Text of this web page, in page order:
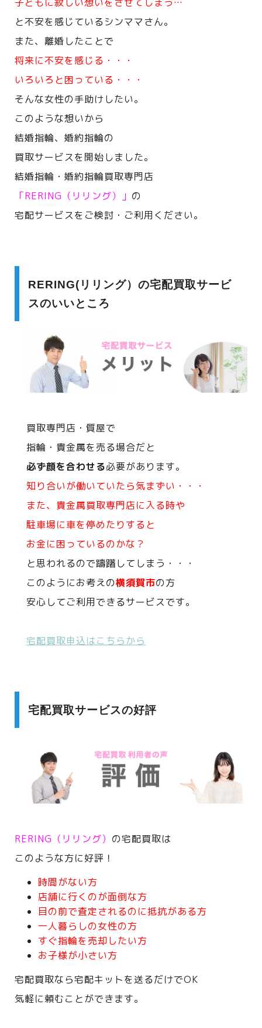
と不安を感じているシンママさん。
また、離婚したことで
将来に不安を感じる・・・
いろいろと困っている・・・
そんな女性の手助けしたい。
このような想いから
結婚指輪、婚約指輪の
買取サービスを開始しました。
結婚指輪・婚約指輪買取専門店
「RERING（リリング）」 の
宅配サービスをご検討・ご利用ください。
RERING(リリング）の宅配買取サービ
スのいいところ
買取専門店・質屋で
指輪・貴金属を売る場合だと
必ず顔を合わせる必要があります。
知り合いが働いていたら気まずい・・・
また、貴金属買取専門店に入る時や
駐車場に車を停めたりすると
お金に困っているのかな？
と思われるので躊躇してしまう・・・
このようにお考えの横須賀市の方
安心してご利用できるサービスです。
宅配買取申込はこちらから
宅配買取サービスの好評
RERING（リリング） の宅配買取は
このような方に好評！
時間がない方
店舗に行くのが面倒な方
目の前で査定されるのに抵抗がある方
一人暮らしの女性の方
すぐ指輪を売却したい方
お子様が小さい方
宅配買取なら宅配キットを送るだけでOK
気軽に頼むことができます。